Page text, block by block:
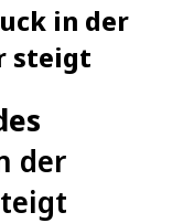
in der
steigt
der